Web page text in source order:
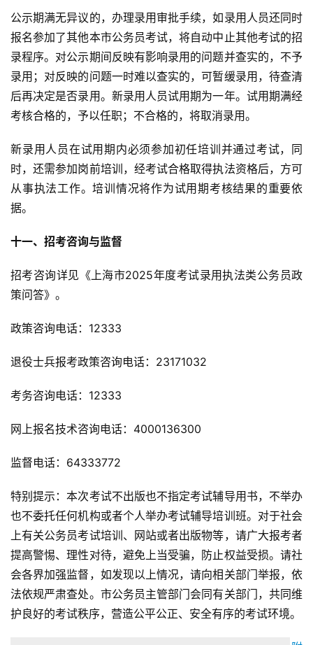
公示期满无异议的，办理录用审批手续，如录用人员还同时
报名参加了其他本市公务员考试，将自动中止其他考试的招
录程序。对公示期间反映有影响录用的问题并查实的，不予
录用；对反映的问题一时难以查实的，可暂缓录用，待查清
后再决定是否录用。新录用人员试用期为一年。试用期满经
考核合格的，予以任职；不合格的，将取消录用。
新录用人员在试用期内必须参加初任培训并通过考试，同
时，还需参加岗前培训，经考试合格取得执法资格后，方可
从事执法工作。培训情况将作为试用期考核结果的重要依
据。
十一、招考咨询与监督
招考咨询详见《上海市2025年度考试录用执法类公务员政
策问答》。
政策咨询电话：12333
退役士兵报考政策咨询电话：23171032
考务咨询电话：12333
网上报名技术咨询电话：4000136300
监督电话：64333772
特别提示：本次考试不出版也不指定考试辅导用书，不举办
也不委托任何机构或者个人举办考试辅导培训班。对于社会
上有关公务员考试培训、网站或者出版物等，请广大报考者
提高警惕、理性对待，避免上当受骗，防止权益受损。请社
会各界加强监督，如发现以上情况，请向相关部门举报，依
法依规严肃查处。市公务员主管部门会同有关部门，共同维
护良好的考试秩序，营造公平公正、安全有序的考试环境。